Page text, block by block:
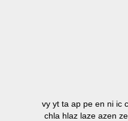
vy yt ta ap pe en ni ic
chla hlaz laze azen